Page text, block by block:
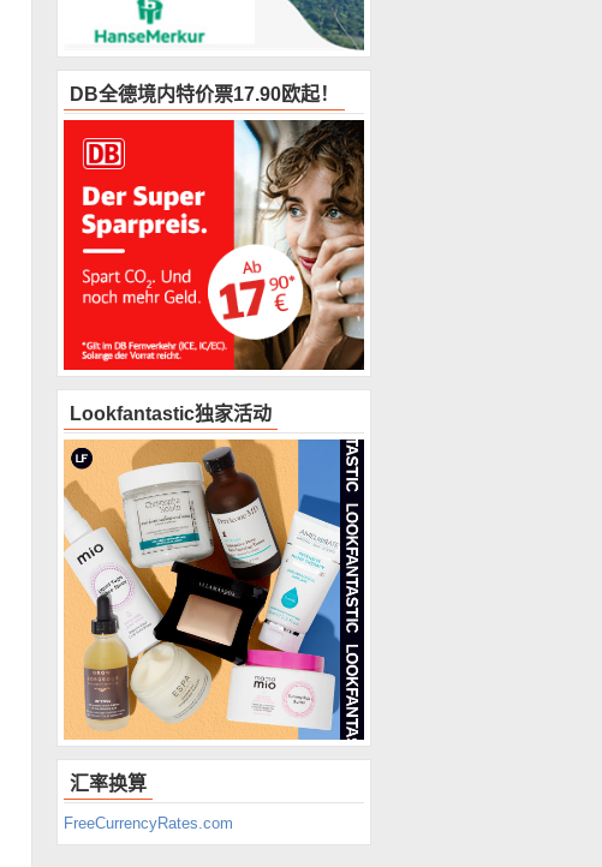
DB全德境内特价票17.90欧起！
Lookfantastic独家活动
汇率换算
FreeCurrencyRates.com